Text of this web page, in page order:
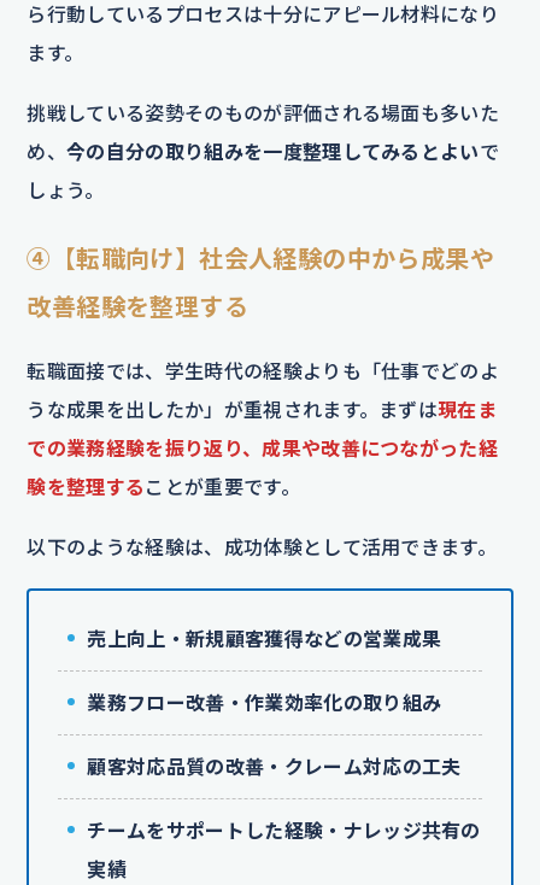
ら行動しているプロセスは十分にアピール材料になり
ます。
挑戦している姿勢そのものが評価される場面も多いた
め、今の自分の取り組みを一度整理してみるとよいで
しょう。
④【転職向け】社会人経験の中から成果や
改善経験を整理する
転職面接では、学生時代の経験よりも「仕事でどのよ
うな成果を出したか」が重視されます。まずは現在ま
での業務経験を振り返り、成果や改善につながった経
験を整理する ことが重要です。
以下のような経験は、成功体験として活用できます。
売上向上・新規顧客獲得などの営業成果
業務フロー改善・作業効率化の取り組み
顧客対応品質の改善・クレーム対応の工夫
チームをサポートした経験・ナレッジ共有の
実績